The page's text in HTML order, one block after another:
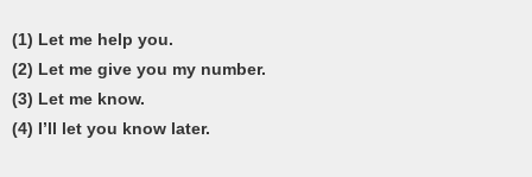
(1) Let me help you.
(2) Let me give you my number.
(3) Let me know.
(4) I’ll let you know later.